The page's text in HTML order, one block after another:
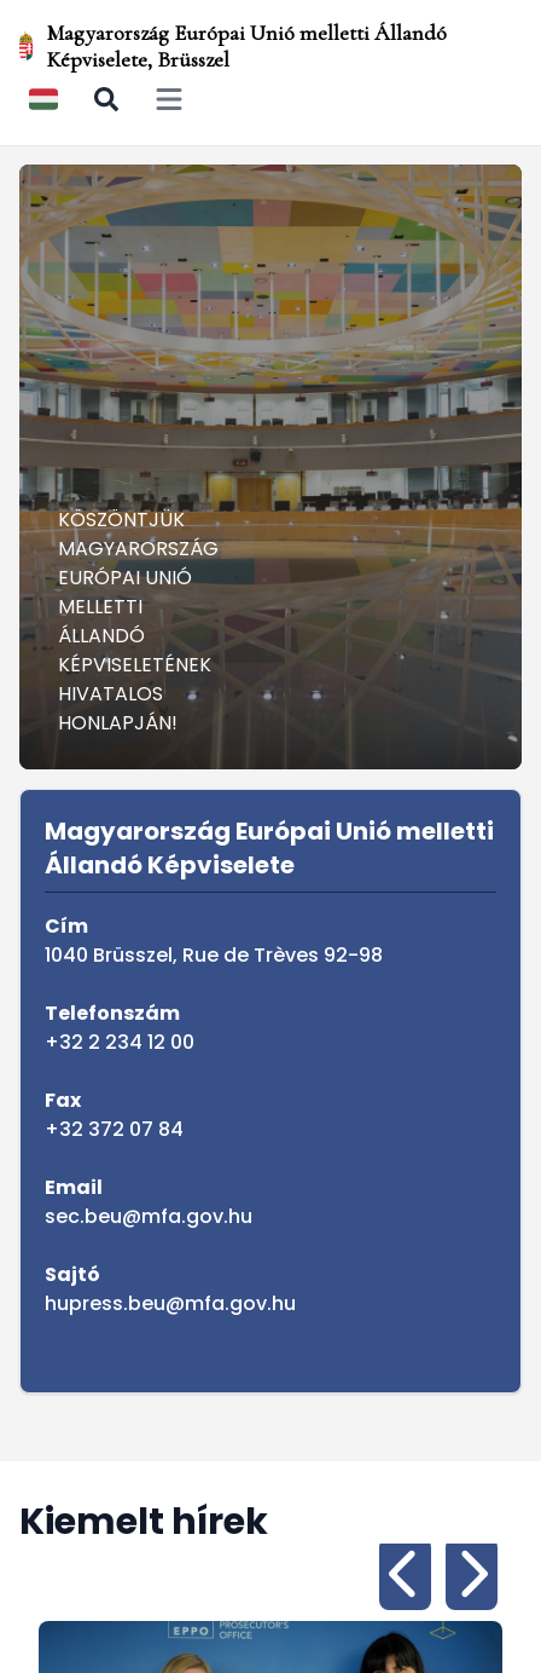
Magyarország Európai Unió melletti Állandó
Képviselete, Brüsszel
Open main menu
KÖSZÖNTJÜK
MAGYARORSZÁG
EURÓPAI UNIÓ
MELLETTI
ÁLLANDÓ
KÉPVISELETÉNEK
HIVATALOS
HONLAPJÁN!
Sidebar
Magyarország Európai Unió melletti
Állandó Képviselete
Cím
1040 Brüsszel, Rue de Trèves 92-98
Telefonszám
+32 2 234 12 00
Fax
+32 372 07 84
Email
sec.beu@mfa.gov.hu
Sajtó
hupress.beu@mfa.gov.hu
Kiemelt hírek